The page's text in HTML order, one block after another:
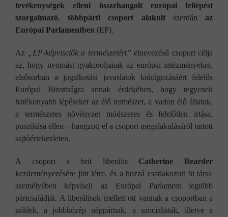
tevékenységek elleni összehangolt európai fellépést
szorgalmazó,többpárti csoport alakultszerdánaz
Európai Parlamentben (EP).
Az „EP-képviselők a természetért” elnevezésű csoport célja
az, hogy nyomást gyakoroljanak az európai intézményekre,
elsősorban a jogalkotási javaslatok kidolgozásáért felelős
Európai Bizottságra annak érdekében, hogy tegyenek
hatékonyabb lépéseket az élő természet, a vadon élő állatok,
a természetes növényzet módszeres és felelőtlen irtása,
pusztítása ellen – hangzott el a csoport megalakulásáról tartott
sajtóértekezleten.
A csoport a brit liberális Catherine Bearder
kezdeményezésére jött létre, és a hozzá csatlakozott öt társa
személyében képviseli az Európai Parlament legtöbb
pártcsaládját. A liberálisok mellett ott vannak a csoportban a
zöldek, a jobbközép néppártiak, a szocialisták, illetve a